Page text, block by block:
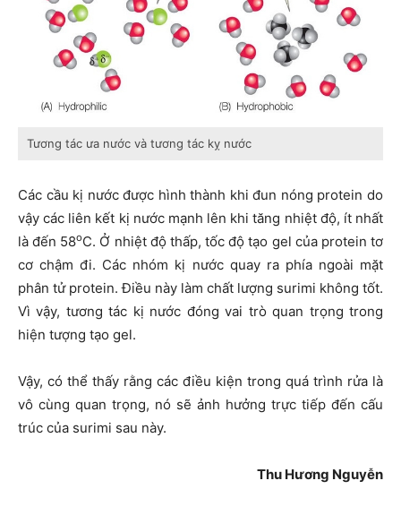
Tương tác ưa nước và tương tác kỵ nước
Các cầu kị nước được hình thành khi đun nóng protein do
vậy các liên kết kị nước mạnh lên khi tăng nhiệt độ, ít nhất
là đến 58oC. Ở nhiệt độ thấp, tốc độ tạo gel của protein tơ
cơ chậm đi. Các nhóm kị nước quay ra phía ngoài mặt
phân tử protein. Điều này làm chất lượng surimi không tốt.
Vì vậy, tương tác kị nước đóng vai trò quan trọng trong
hiện tượng tạo gel.
Vậy, có thể thấy rằng các điều kiện trong quá trình rửa là
vô cùng quan trọng, nó sẽ ảnh hưởng trực tiếp đến cấu
trúc của surimi sau này.
Thu Hương Nguyễn